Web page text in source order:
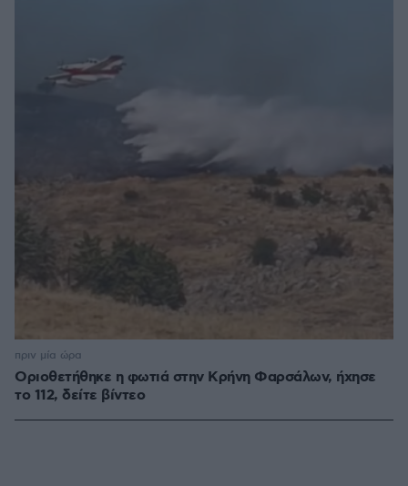
Οριοθετήθηκε η φωτιά στην Κρήνη Φαρσάλων, ήχησε
το 112, δείτε βίντεο
πριν μία ώρα